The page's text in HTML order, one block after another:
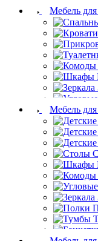
Мебель
Мебель для